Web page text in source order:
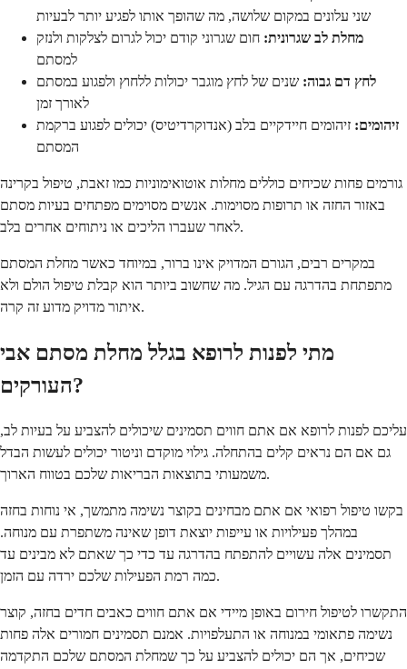
שני עלונים במקום שלושה, מה שהופך אותו לפגיע יותר לבעיות
מחלת לב שגרונית: חום שגרוני קודם יכול לגרום לצלקות ולנזק
למסתם
לחץ דם גבוה: שנים של לחץ מוגבר יכולות ללחוץ ולפגוע במסתם
לאורך זמן
זיהומים: זיהומים חיידקיים בלב (אנדוקרדיטיס) יכולים לפגוע ברקמת
המסתם
גורמים פחות שכיחים כוללים מחלות אוטואימוניות כמו זאבת, טיפול בקרינה
באזור החזה או תרופות מסוימות. אנשים מסוימים מפתחים בעיות מסתם
לאחר שעברו הליכים או ניתוחים אחרים בלב.
במקרים רבים, הגורם המדויק אינו ברור, במיוחד כאשר מחלת המסתם
מתפתחת בהדרגה עם הגיל. מה שחשוב ביותר הוא קבלת טיפול הולם ולא
איתור מדויק מדוע זה קרה.
מתי לפנות לרופא בגלל מחלת מסתם אבי
העורקים?
עליכם לפנות לרופא אם אתם חווים תסמינים שיכולים להצביע על בעיות לב,
גם אם הם נראים קלים בהתחלה. גילוי מוקדם וניטור יכולים לעשות הבדל
משמעותי בתוצאות הבריאות שלכם בטווח הארוך.
בקשו טיפול רפואי אם אתם מבחינים בקוצר נשימה מתמשך, אי נוחות בחזה
במהלך פעילויות או עייפות יוצאת דופן שאינה משתפרת עם מנוחה.
תסמינים אלה עשויים להתפתח בהדרגה עד כדי כך שאתם לא מבינים עד
כמה רמת הפעילות שלכם ירדה עם הזמן.
התקשרו לטיפול חירום באופן מיידי אם אתם חווים כאבים חדים בחזה, קוצר
נשימה פתאומי במנוחה או התעלפויות. אמנם תסמינים חמורים אלה פחות
שכיחים, אך הם יכולים להצביע על כך שמחלת המסתם שלכם התקדמה